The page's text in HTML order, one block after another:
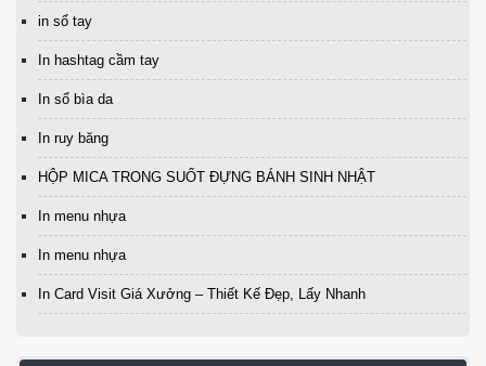
in sổ tay
In hashtag cầm tay
In sổ bìa da
In ruy băng
HỘP MICA TRONG SUỐT ĐỰNG BÁNH SINH NHẬT
In menu nhựa
In menu nhựa
In Card Visit Giá Xưởng – Thiết Kế Đẹp, Lấy Nhanh